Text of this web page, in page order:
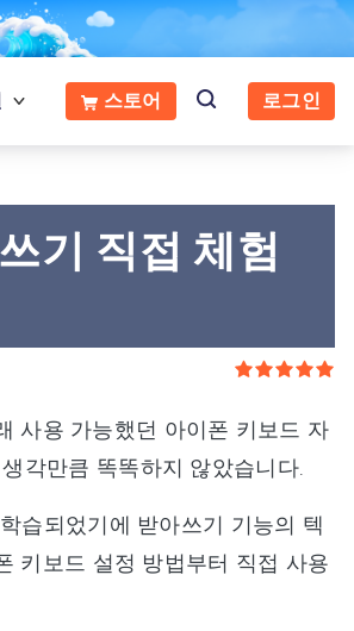
스토어 로그인
기 직접 체험
사용 가능했던 아이폰 키보드 자
각만큼 똑똑하지 않았습니다.
습되었기에 받아쓰기 기능의 텍
키보드 설정 방법부터 직접 사용